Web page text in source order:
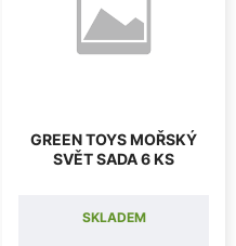
GREEN TOYS MOŘSKÝ
SVĚT SADA 6 KS
SKLADEM